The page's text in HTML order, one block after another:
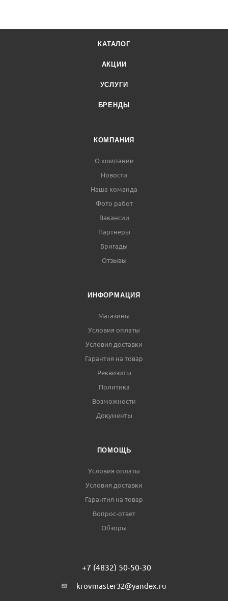
КАТАЛОГ
АКЦИИ
УСЛУГИ
БРЕНДЫ
КОМПАНИЯ
О компании
Новости
Наша команда
Фото работ
Вакансии
Партнеры
Бригады
Отзывы
ИНФОРМАЦИЯ
Магазины
Условия оплаты
Условия доставки
Гарантия на товар
Реквизиты
Политика
Возможности
Документы
ПОМОЩЬ
Условия оплаты
Условия доставки
Гарантия на товар
Вопрос-ответ
Обзоры
+7 (4832) 50-50-30
krovmaster32@yandex.ru